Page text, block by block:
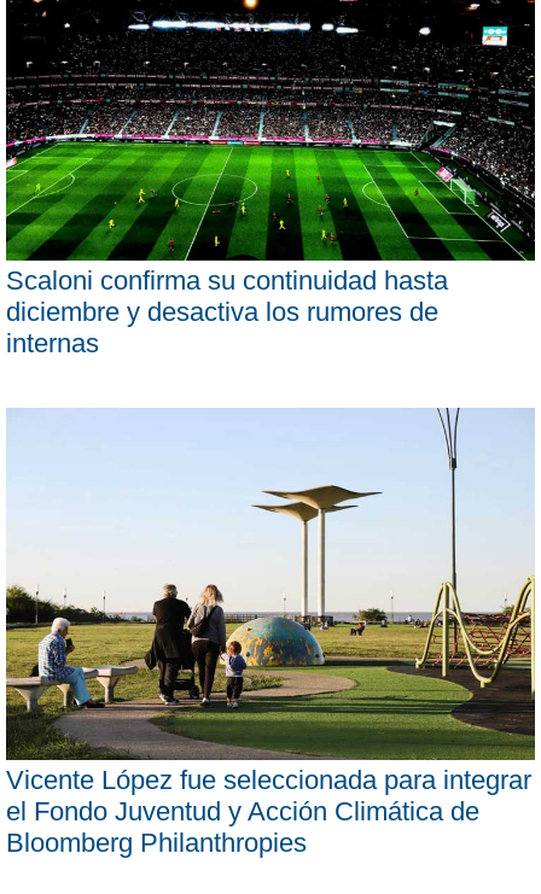
Scaloni confirma su continuidad hasta
diciembre y desactiva los rumores de
internas
Vicente López fue seleccionada para integrar
el Fondo Juventud y Acción Climática de
Bloomberg Philanthropies